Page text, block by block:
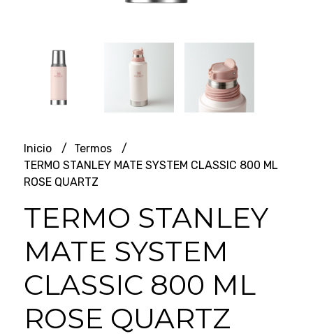
Inicio
Termos
TERMO STANLEY MATE SYSTEM CLASSIC 800 ML
ROSE QUARTZ
TERMO STANLEY
MATE SYSTEM
CLASSIC 800 ML
ROSE QUARTZ